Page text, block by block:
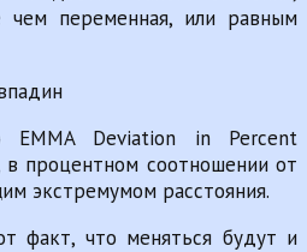
чем переменная, или равным
Deviation in Percent
в процентном соотношении от
экстремумом расстояния.
факт, что меняться будут и